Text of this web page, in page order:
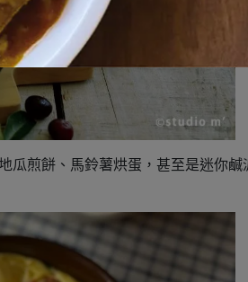
瓜煎餅、馬鈴薯烘蛋，甚至是迷你